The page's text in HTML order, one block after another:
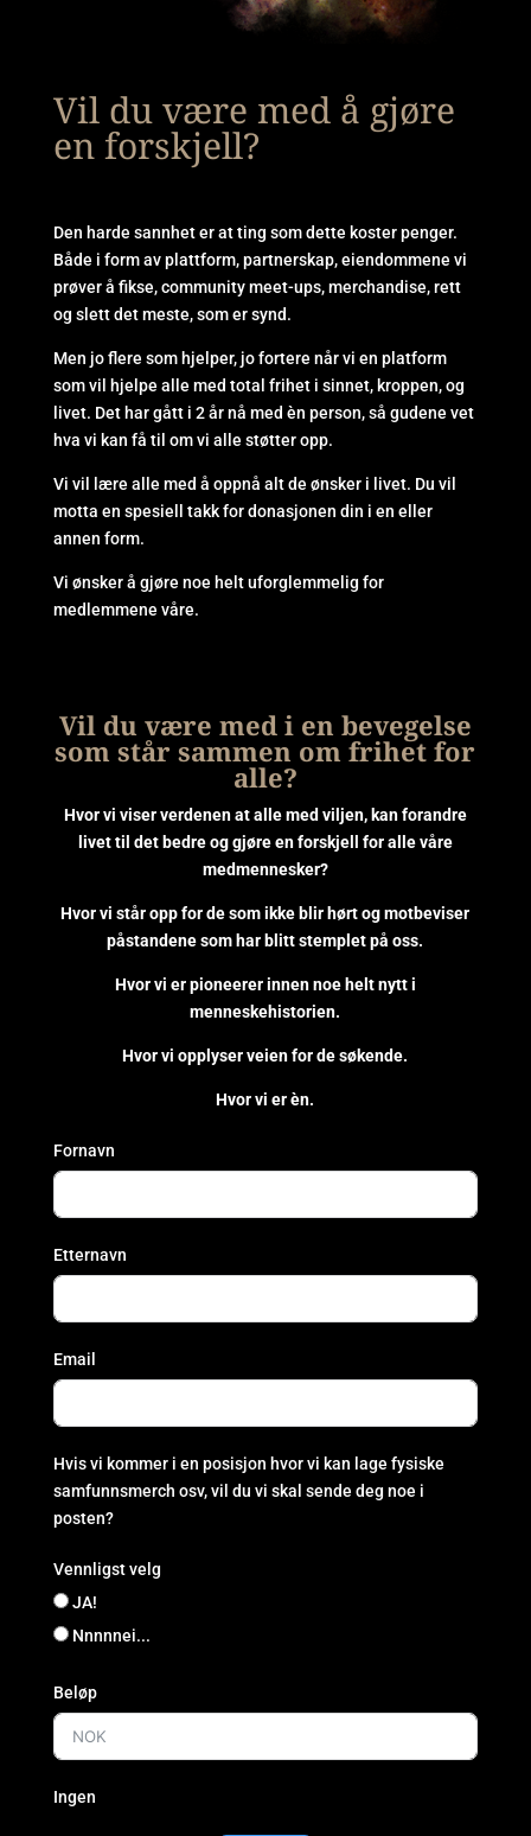
Vil du være med å gjøre
en forskjell?
Den harde sannhet er at ting som dette koster penger.
Både i form av plattform, partnerskap, eiendommene vi
prøver å fikse, community meet-ups, merchandise, rett
og slett det meste, som er synd.
Men jo flere som hjelper, jo fortere når vi en platform
som vil hjelpe alle med total frihet i sinnet, kroppen, og
livet. Det har gått i 2 år nå med èn person, så gudene vet
hva vi kan få til om vi alle støtter opp.
Vi vil lære alle med å oppnå alt de ønsker i livet. Du vil
motta en spesiell takk for donasjonen din i en eller
annen form.
Vi ønsker å gjøre noe helt uforglemmelig for
medlemmene våre.
Vil du være med i en bevegelse
som står sammen om frihet for
alle?
Hvor vi viser verdenen at alle med viljen, kan forandre
livet til det bedre og gjøre en forskjell for alle våre
medmennesker?
Hvor vi står opp for de som ikke blir hørt og motbeviser
påstandene som har blitt stemplet på oss.
Hvor vi er pioneerer innen noe helt nytt i
menneskehistorien.
Hvor vi opplyser veien for de søkende.
Hvor vi er èn.
Fornavn
Etternavn
Email
Hvis vi kommer i en posisjon hvor vi kan lage fysiske
samfunnsmerch osv, vil du vi skal sende deg noe i
posten?
Vennligst velg
JA!
Nnnnnei...
Beløp
Ingen